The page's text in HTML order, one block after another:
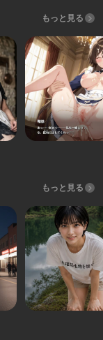
もっと見る
もっと見る